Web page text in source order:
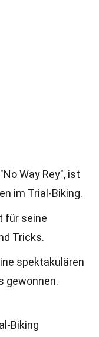
Way Rey", ist
im Trial-Biking.
für seine
Tricks.
spektakulären
gewonnen.
Biking